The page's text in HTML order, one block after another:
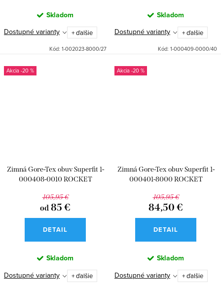
Skladom
Dostupné varianty + ďalšie
Kód: 1-002023-8000/27
Skladom
Dostupné varianty + ďalšie
Kód: 1-000409-0000/40
-20 %
Zimná Gore-Tex obuv Superfit 1-
000408-0010 ROCKET
105,95 €
od 85 €
DETAIL
Skladom
Dostupné varianty + ďalšie
-20 %
Zimná Gore-Tex obuv Superfit 1-
000401-8000 ROCKET
105,95 €
84,50 €
DETAIL
Skladom
Dostupné varianty + ďalšie